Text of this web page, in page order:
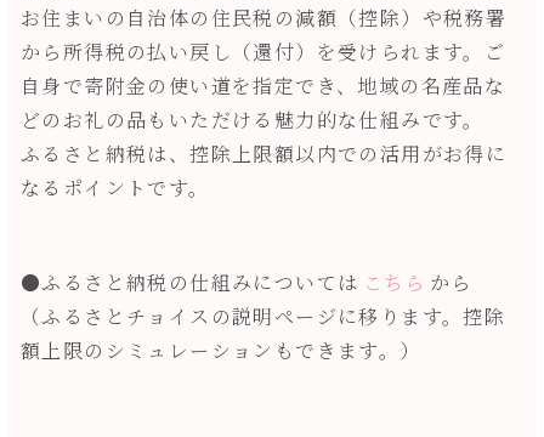
お住まいの自治体の住民税の減額（控除）や税務署
から所得税の払い戻し（還付）を受けられます。ご
自身で寄附金の使い道を指定でき、地域の名産品な
どのお礼の品もいただける魅力的な仕組みです。
ふるさと納税は、控除上限額以内での活用がお得に
なるポイントです。
●ふるさと納税の仕組みについては こちら から
（ふるさとチョイスの説明ページに移ります。控除
額上限のシミュレーションもできます。）